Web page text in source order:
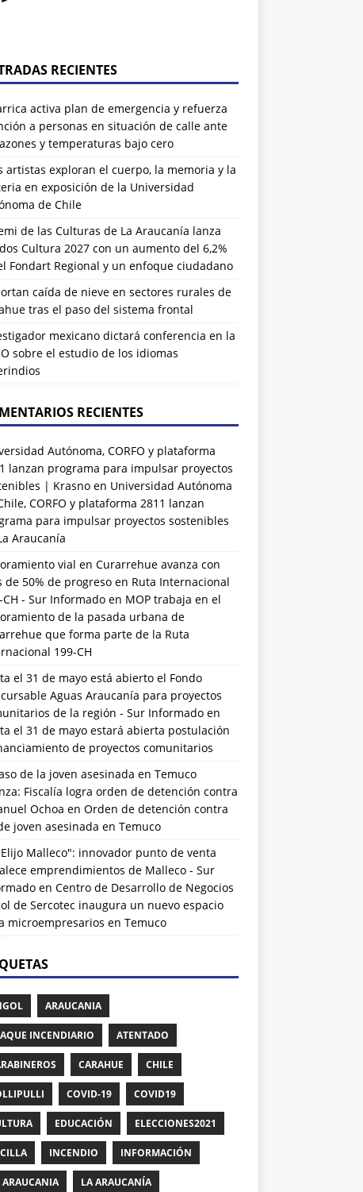
RECIENTES
activa plan de emergencia y refuerza
a personas en situación de calle ante
y temperaturas bajo cero
artistas exploran el cuerpo, la memoria y la
en exposición de la Universidad
de Chile
de las Culturas de La Araucanía lanza
Cultura 2027 con un aumento del 6,2%
Fondart Regional y un enfoque ciudadano
caída de nieve en sectores rurales de
tras el paso del sistema frontal
mexicano dictará conferencia en la
sobre el estudio de los idiomas
RECIENTES
Autónoma, CORFO y plataforma
lanzan programa para impulsar proyectos
| Krasnoen Universidad Autónoma
CORFO y plataforma 2811 lanzan
para impulsar proyectos sostenibles
Araucanía
vial en Curarrehue avanza con
de 50% de progreso en Ruta Internacional
CH - Sur Informadoen MOP trabaja en el
de la pasada urbana de
que forma parte de la Ruta
199-CH
el 31 de mayo está abierto el Fondo
Aguas Araucanía para proyectos
de la región - Sur Informadoen
el 31 de mayo estará abierta postulación
de proyectos comunitarios
de la joven asesinada en Temuco
Fiscalía logra orden de detención contra
Ochoa en Orden de detención contra
joven asesinada en Temuco
Elijo Malleco": innovador punto de venta
emprendimientos de Malleco - Sur
en Centro de Desarrollo de Negocios
de Sercotec inaugura un nuevo espacio
microempresarios en Temuco
ARAUCANIA
INCENDIARIO ATENTADO
CARAHUE CHILE
COVID-19 COVID19
EDUCACIÓN ELECCIONES2021
INCENDIO INFORMACIÓN
ARAUCANIA LA ARAUCANÍA